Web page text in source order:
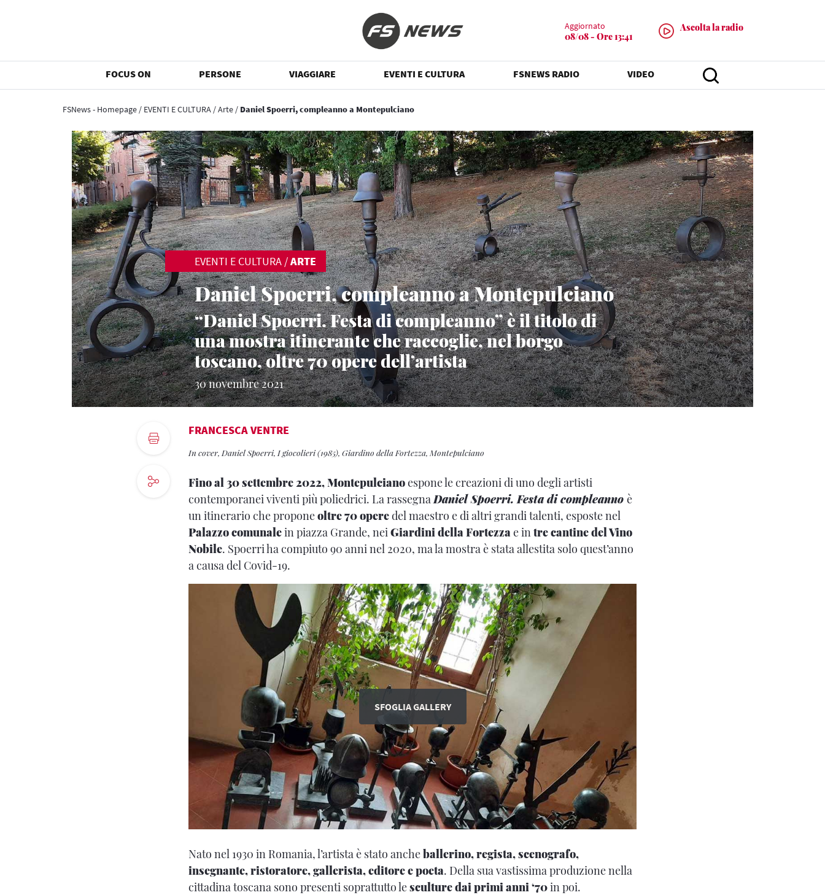
Aggiornato
08/08 - Ore 13:41
Ascolta la radio
FOCUS ON PERSONE VIAGGIARE EVENTI E CULTURA FSNEWS RADIO VIDEO
FSNews - Homepage / EVENTI E CULTURA /Arte / Daniel Spoerri, compleanno a Montepulciano
EVENTI E CULTURA /ARTE
Daniel Spoerri, compleanno a Montepulciano
“Daniel Spoerri. Festa di compleanno” è il titolo di
una mostra itinerante che raccoglie, nel borgo
toscano, oltre 70 opere dell’artista
30 novembre 2021
FRANCESCA VENTRE
In cover, Daniel Spoerri, I giocolieri (1985), Giardino della Fortezza, Montepulciano
Fino al 30 settembre 2022, Montepulcianoespone le creazioni di uno degli artisti
contemporanei viventi più poliedrici. La rassegnaDaniel Spoerri. Festa di compleanno è
un itinerario che proponeoltre 70 operedel maestro e di altri grandi talenti, esposte nel
Palazzo comunalein piazza Grande, neiGiardini della Fortezzae intre cantine del Vino
Nobile. Spoerri ha compiuto 90 anni nel 2020, ma la mostra è stata allestita solo quest’anno
a causa del Covid-19.
SFOGLIA GALLERY
Nato nel 1930 in Romania, l’artista è stato ancheballerino, regista, scenografo,
insegnante, ristoratore, gallerista, editore e poeta. Della sua vastissima produzione nella
cittadina toscana sono presenti soprattutto lesculture dai primi anni ‘70in poi.